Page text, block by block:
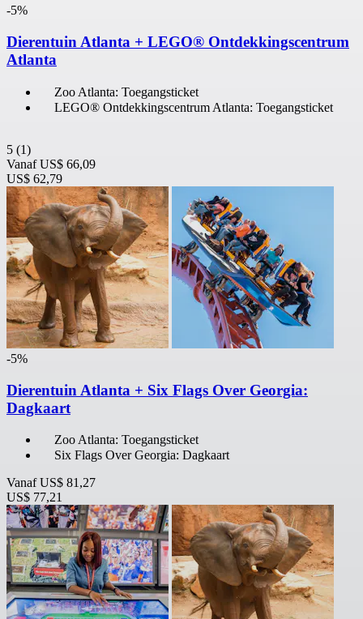
-5%
Dierentuin Atlanta + LEGO® Ontdekkingscentrum
Atlanta
Zoo Atlanta: Toegangsticket
LEGO® Ontdekkingscentrum Atlanta: Toegangsticket
5 (1)
Vanaf US$ 66,09
US$ 62,79
-5%
Dierentuin Atlanta + Six Flags Over Georgia:
Dagkaart
Zoo Atlanta: Toegangsticket
Six Flags Over Georgia: Dagkaart
Vanaf US$ 81,27
US$ 77,21